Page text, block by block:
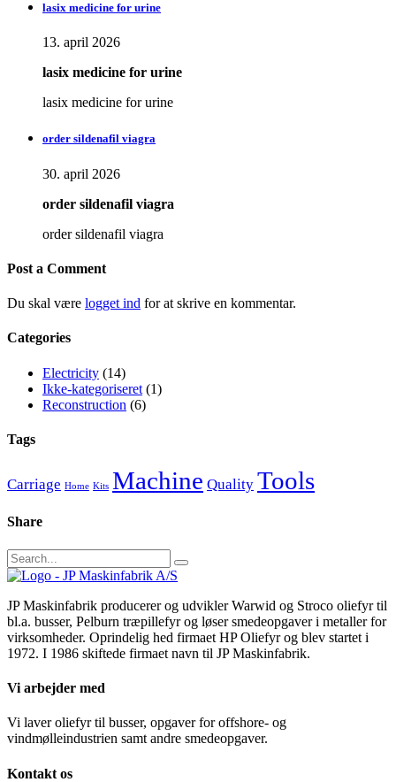
lasix medicine for urine
13. april 2026
lasix medicine for urine
lasix medicine for urine
order sildenafil viagra
30. april 2026
order sildenafil viagra
order sildenafil viagra
Post a Comment
Du skal være logget ind for at skrive en kommentar.
Categories
Electricity (14)
Ikke-kategoriseret (1)
Reconstruction (6)
Tags
Carriage Home Kits Machine Quality Tools
Share
Search
for:
JP Maskinfabrik producerer og udvikler Warwid og Stroco oliefyr til
bl.a. busser, Pelburn træpillefyr og løser smedeopgaver i metaller for
virksomheder. Oprindelig hed firmaet HP Oliefyr og blev startet i
1972. I 1986 skiftede firmaet navn til JP Maskinfabrik.
Vi arbejder med
Vi laver oliefyr til busser, opgaver for offshore- og
vindmølleindustrien samt andre smedeopgaver.
Kontakt os